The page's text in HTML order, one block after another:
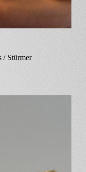
/ Stürmer